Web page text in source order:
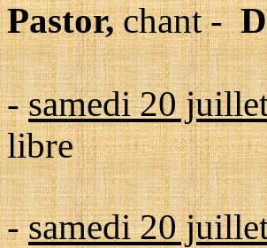
Pastor,chant-
-samedi 20
libre
-samedi 20